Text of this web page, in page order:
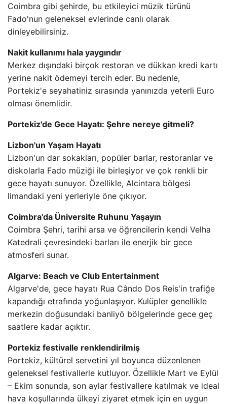
Coimbra gibi şehirde, bu etkileyici müzik türünü
Fado'nun geleneksel evlerinde canlı olarak
dinleyebilirsiniz.
Nakit kullanımı hala yaygındır
Merkez dışındaki birçok restoran ve dükkan kredi kartı
yerine nakit ödemeyi tercih eder. Bu nedenle,
Portekiz'e seyahatiniz sırasında yanınızda yeterli Euro
olması önemlidir.
Portekiz'de Gece Hayatı: Şehre nereye gitmeli?
Lizbon'un Yaşam Hayatı
Lizbon'un dar sokakları, popüler barlar, restoranlar ve
diskolarla Fado müziği ile birleşiyor ve çok renkli bir
gece hayatı sunuyor. Özellikle, Alcintara bölgesi
limandaki yeni yerleriyle öne çıkıyor.
Coimbra'da Üniversite Ruhunu Yaşayın
Coimbra Şehri, tarihi arsa ve öğrencilerin kendi Velha
Katedrali çevresindeki barları ile enerjik bir gece
atmosferi sunar.
Algarve: Beach ve Club Entertainment
Algarve'de, gece hayatı Rua Cândo Dos Reis'in trafiğe
kapandığı etrafında yoğunlaşıyor. Kulüpler genellikle
merkezin doğusundaki banliyö bölgelerinde gece geç
saatlere kadar açıktır.
Portekiz festivalle renklendirilmiş
Portekiz, kültürel servetini yıl boyunca düzenlenen
geleneksel festivallerle kutluyor. Özellikle Mart ve Eylül
– Ekim sonunda, son aylar festivallere katılmak ve ideal
hava koşullarında ülkeyi ziyaret etmek için en uygun